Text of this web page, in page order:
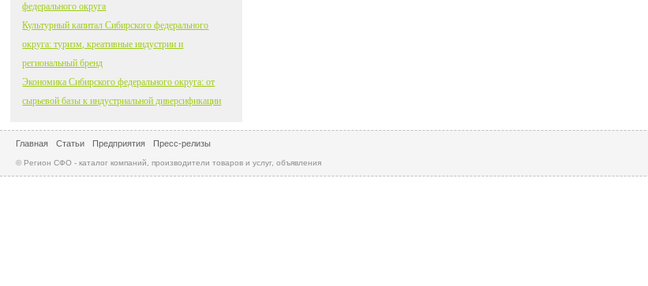
федерального округа
Культурный капитал Сибирского федерального
округа: туризм, креативные индустрии и
региональный бренд
Экономика Сибирского федерального округа: от
сырьевой базы к индустриальной диверсификации
Главная Статьи Предприятия Пресс-релизы
© Регион СФО - каталог компаний, производители товаров и услуг, объявления